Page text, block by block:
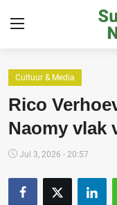
Home
Buitenland
Sport
Cultuur & Media
Rico
Naomy vlak
Jul 3, 2026 - 20:57